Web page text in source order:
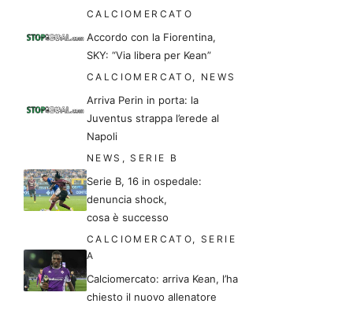
CALCIOMERCATO
Accordo con la Fiorentina,
SKY: “Via libera per Kean”
CALCIOMERCATO, NEWS
Arriva Perin in porta: la
Juventus strappa l’erede al
Napoli
NEWS ,SERIE B
Serie B, 16 in ospedale:
denuncia shock,
cosa è successo
CALCIOMERCATO,SERIE
A
Calciomercato: arriva Kean, l’ha
chiesto il nuovo allenatore